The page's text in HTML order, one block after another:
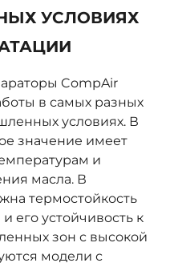
УСЛОВИЯХ
CompAir
в самых разных
условиях. В
значение имеет
и
масла. В
термостойкость
его устойчивость к
зон с высокой
модели с